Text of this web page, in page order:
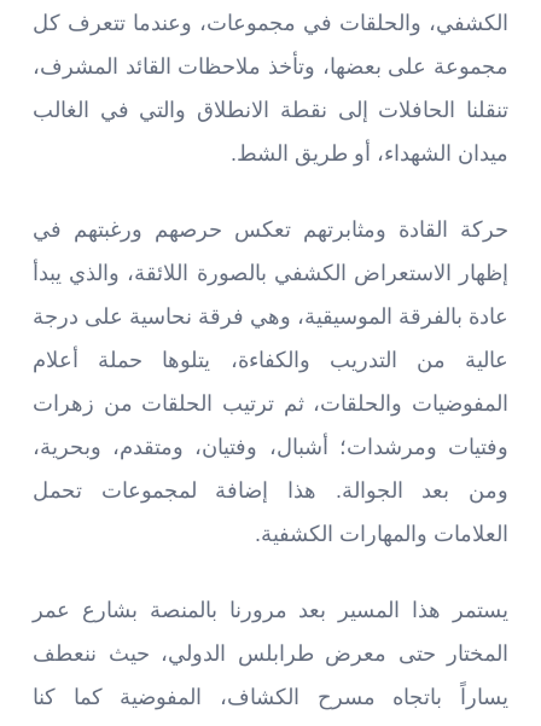
الكشفي، والحلقات في مجموعات، وعندما تتعرف كل
مجموعة على بعضها، وتأخذ ملاحظات القائد المشرف،
تنقلنا الحافلات إلى نقطة الانطلاق والتي في الغالب
ميدان الشهداء، أو طريق الشط.
حركة القادة ومثابرتهم تعكس حرصهم ورغبتهم في
إظهار الاستعراض الكشفي بالصورة اللائقة، والذي يبدأ
عادة بالفرقة الموسيقية، وهي فرقة نحاسية على درجة
عالية من التدريب والكفاءة، يتلوها حملة أعلام
المفوضيات والحلقات، ثم ترتيب الحلقات من زهرات
وفتيات ومرشدات؛ أشبال، وفتيان، ومتقدم، وبحرية،
ومن بعد الجوالة. هذا إضافة لمجموعات تحمل
العلامات والمهارات الكشفية.
يستمر هذا المسير بعد مرورنا بالمنصة بشارع عمر
المختار حتى معرض طرابلس الدولي، حيث ننعطف
يساراً باتجاه مسرح الكشاف، المفوضية كما كنا